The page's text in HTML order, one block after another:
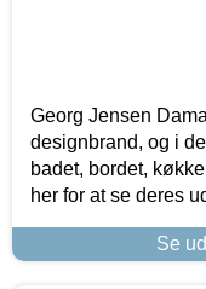
Georg Jensen
designbrand, og i
badet, bordet,
her for at se deres
Se